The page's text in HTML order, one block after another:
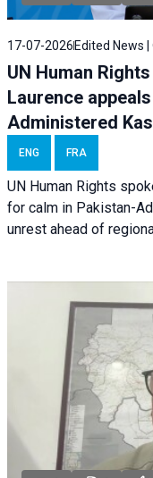
17-07-2026 Edited News |
UN Human
Laurence
Administered
ENG FRA
UN Human Rights
for calm in Pakistan-
unrest ahead of